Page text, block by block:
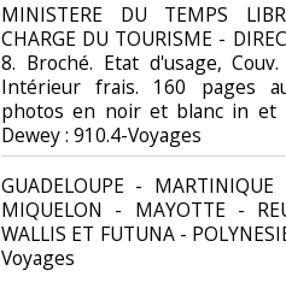
‎MINISTERE DU TEMPS
CHARGE DU TOURISME -
8. Broché. Etat d'usage,
Intérieur frais. 160 pages
photos en noir et blanc in et
Dewey : 910.4-Voyages‎
‎GUADELOUPE -
MIQUELON - MAYOTTE -
WALLIS ET FUTUNA -
Voyages‎